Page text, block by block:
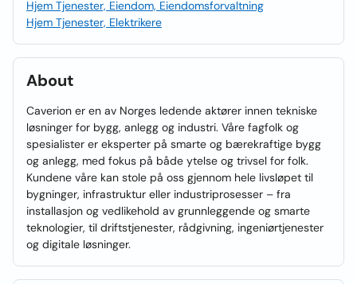
Hjem Tjenester, Eiendom, Eiendomsforvaltning
Hjem Tjenester, Elektrikere
About
Caverion er en av Norges ledende aktører innen tekniske
løsninger for bygg, anlegg og industri. Våre fagfolk og
spesialister er eksperter på smarte og bærekraftige bygg
og anlegg, med fokus på både ytelse og trivsel for folk.
Kundene våre kan stole på oss gjennom hele livsløpet til
bygninger, infrastruktur eller industriprosesser – fra
installasjon og vedlikehold av grunnleggende og smarte
teknologier, til driftstjenester, rådgivning, ingeniørtjenester
og digitale løsninger.